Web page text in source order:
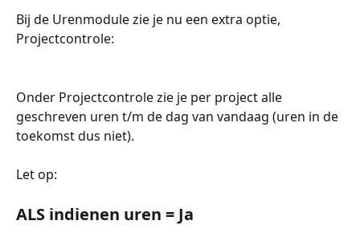
Bij de Urenmodule zie je nu een extra optie,
Projectcontrole:
Onder Projectcontrole zie je per project alle
geschreven uren t/m de dag van vandaag (uren in de
toekomst dus niet).
Let op:
ALS indienen uren = Ja